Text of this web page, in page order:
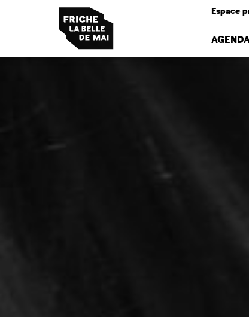
Espace
Panneau de gestion des cookies